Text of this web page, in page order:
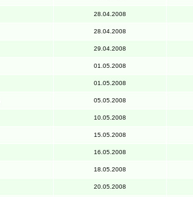
28.04.2008
28.04.2008
29.04.2008
01.05.2008
01.05.2008
05.05.2008
10.05.2008
15.05.2008
16.05.2008
18.05.2008
20.05.2008